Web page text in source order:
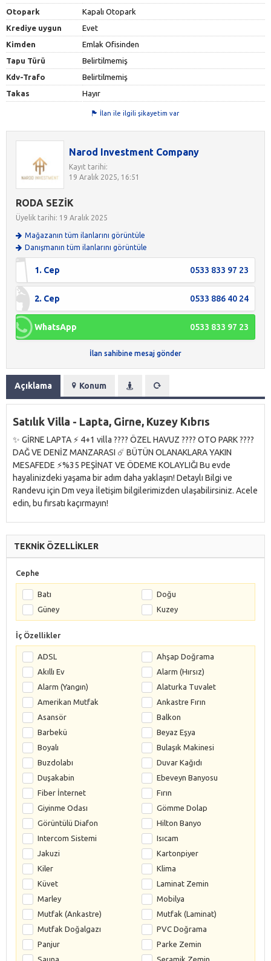
Otopark
Kapalı Otopark
Krediye uygun
Evet
Kimden
Emlak Ofisinden
Tapu Türü
Belirtilmemiş
Kdv-Trafo
Belirtilmemiş
Takas
Hayır
İlan ile ilgili şikayetim var
Narod Investment Company
Kayıt tarihi:
19 Aralık 2025, 16:51
RODA SEZİK
Üyelik tarihi: 19 Aralık 2025
Mağazanın tüm ilanlarını görüntüle
Danışmanın tüm ilanlarını görüntüle
1. Cep 0533 833 97 23
2. Cep 0533 886 40 24
WhatsApp 0533 833 97 23
İlan sahibine mesaj gönder
Açıklama Konum
Satılık Villa - Lapta, Girne, Kuzey Kıbrıs
✨ GİRNE LAPTA ⚡️ 4+1 villa ???? ÖZEL HAVUZ ???? OTO PARK ????
DAĞ VE DENİZ MANZARASI ☄️ BÜTÜN OLANAKLARA YAKIN
MESAFEDE ⚡️%35 PEŞİNAT VE ÖDEME KOLAYLIĞI Bu evde
hayalinizdeki yaşama bir adım daha yaklaşın! Detaylı Bilgi ve
Randevu için Dm veya İletişim bilgilerimizden ulaşabilirsiniz. Acele
edin, bu fırsatı kaçırmayın!
TEKNİK ÖZELLİKLER
Cephe
Batı
Doğu
Güney
Kuzey
İç Özellikler
ADSL
Ahşap Doğrama
Akıllı Ev
Alarm (Hırsız)
Alarm (Yangın)
Alaturka Tuvalet
Amerikan Mutfak
Ankastre Fırın
Asansör
Balkon
Barbekü
Beyaz Eşya
Boyalı
Bulaşık Makinesi
Buzdolabı
Duvar Kağıdı
Duşakabin
Ebeveyn Banyosu
Fiber İnternet
Fırın
Giyinme Odası
Gömme Dolap
Görüntülü Diafon
Hilton Banyo
Intercom Sistemi
Isıcam
Jakuzi
Kartonpiyer
Kiler
Klima
Küvet
Laminat Zemin
Marley
Mobilya
Mutfak (Ankastre)
Mutfak (Laminat)
Mutfak Doğalgazı
PVC Doğrama
Panjur
Parke Zemin
Sauna
Seramik Zemin